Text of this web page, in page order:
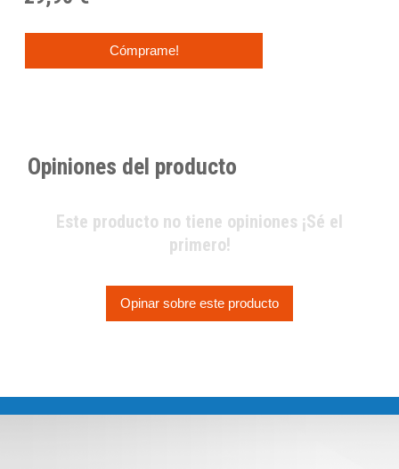
Cómprame!
Opiniones del producto
Este producto no tiene opiniones ¡Sé el
primero!
Opinar sobre este producto